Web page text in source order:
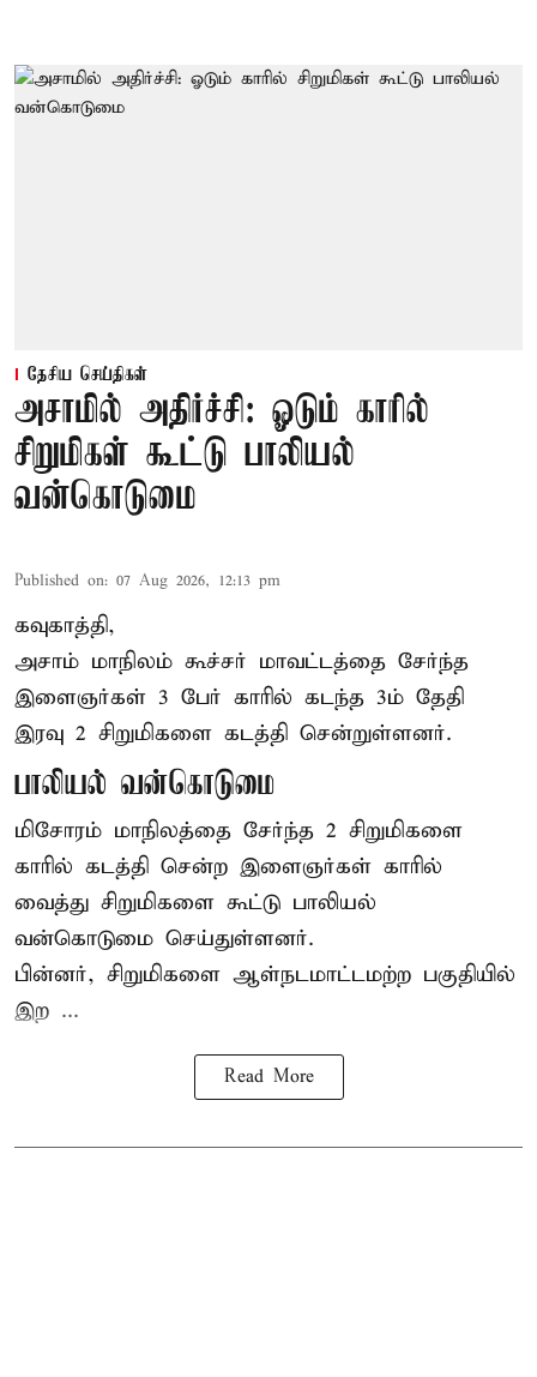
தேசிய செய்திகள்
அசாமில் அதிர்ச்சி: ஓடும் காரில்
சிறுமிகள் கூட்டு பாலியல்
வன்கொடுமை
Published on: 07 Aug 2026, 12:13 pm
கவுகாத்தி,
அசாம் மாநிலம் கூச்சர் மாவட்டத்தை சேர்ந்த
இளைஞர்கள் 3 பேர் காரில் கடந்த 3ம் தேதி
இரவு 2 சிறுமிகளை கடத்தி சென்றுள்ளனர்.
பாலியல் வன்கொடுமை
மிசோரம் மாநிலத்தை சேர்ந்த 2 சிறுமிகளை
காரில் கடத்தி சென்ற இளைஞர்கள் காரில்
வைத்து சிறுமிகளை கூட்டு பாலியல்
வன்கொடுமை செய்துள்ளனர்.
பின்னர், சிறுமிகளை ஆள்நடமாட்டமற்ற பகுதியில்
இற ...
Read More